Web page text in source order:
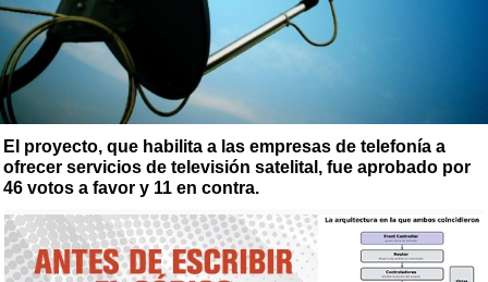
El proyecto, que habilita a las empresas de telefonía a
ofrecer servicios de televisión satelital, fue aprobado por
46 votos a favor y 11 en contra.